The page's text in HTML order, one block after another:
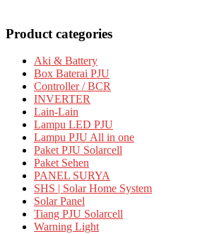
Product categories
Aki & Battery
Box Baterai PJU
Controller / BCR
INVERTER
Lain-Lain
Lampu LED PJU
Lampu PJU All in one
Paket PJU Solarcell
Paket Sehen
PANEL SURYA
SHS | Solar Home System
Solar Panel
Tiang PJU Solarcell
Warning Light